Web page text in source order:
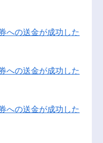
への送金が成功した
への送金が成功した
への送金が成功した